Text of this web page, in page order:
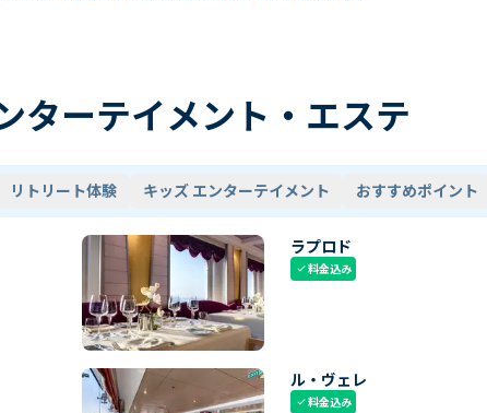
ターテイメント・エステ
リトリート体験 キッズ エンターテイメント おすすめポイント
ラプロド
check料金込み
ル・ヴェレ
check料金込み